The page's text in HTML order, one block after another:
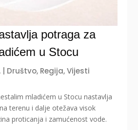
potraga za
u Stocu
Društvo, Regija,Vijesti
mladićem u Stocu nastavlja
terenu i dalje otežava visok
proticanja i zamućenost vode.